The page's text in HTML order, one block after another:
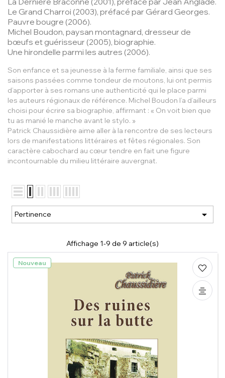
Le Grand Charroi (2003), préfacé par Gérard Georges.
Pauvre bougre (2006).
Michel Boudon, paysan montagnard, dresseur de
bœufs et guérisseur (2005), biographie.
Une hirondelle parmi les autres (2006).
Son enfance et sa jeunesse à la ferme familiale, ainsi que ses
saisons passées comme tondeur de moutons, lui ont permis
d’apporter à ses romans une authenticité qui le place parmi
les auteurs régionaux de référence. Michel Boudon l’a d’ailleurs
choisi pour écrire sa biographie, affirmant : « On voit bien que
tu as manié le manche avant le stylo. »
Patrick Chaussidière aime aller à la rencontre de ses lecteurs
lors de manifestations littéraires et fêtes régionales. Son
caractère cabochard au cœur tendre en fait une figure
incontournable du milieu littéraire auvergnat.
Pertinence 
Affichage 1-9 de 9 article(s)
Nouveau